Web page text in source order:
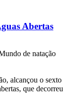
Abertas
de natação
alcançou o sexto
que decorreu